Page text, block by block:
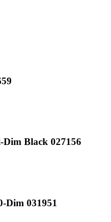
Black 027156
Dim 031951